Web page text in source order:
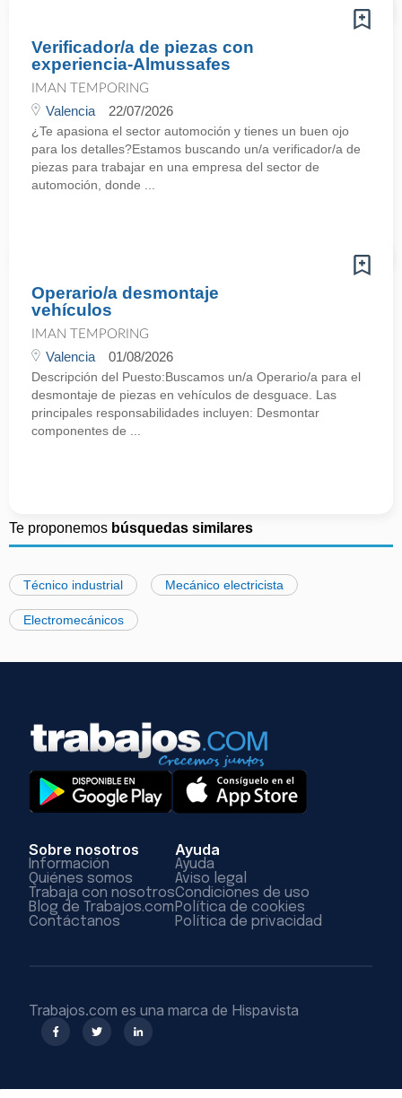
Verificador/a de piezas con
experiencia-Almussafes
IMAN TEMPORING
Valencia 22/07/2026
¿Te apasiona el sector automoción y tienes un buen ojo
para los detalles?Estamos buscando un/a verificador/a de
piezas para trabajar en una empresa del sector de
automoción, donde ...
Operario/a desmontaje
vehículos
IMAN TEMPORING
Valencia 01/08/2026
Descripción del Puesto:Buscamos un/a Operario/a para el
desmontaje de piezas en vehículos de desguace. Las
principales responsabilidades incluyen: Desmontar
componentes de ...
Te proponemos búsquedas similares
Técnico industrial Mecánico electricista
Electromecánicos
Sobre nosotros
Información
Quiénes somos
Trabaja con nosotros
Blog de Trabajos.com
Contáctanos
Ayuda
Ayuda
Aviso legal
Condiciones de uso
Política de cookies
Política de privacidad
Trabajos.com es una marca de Hispavista